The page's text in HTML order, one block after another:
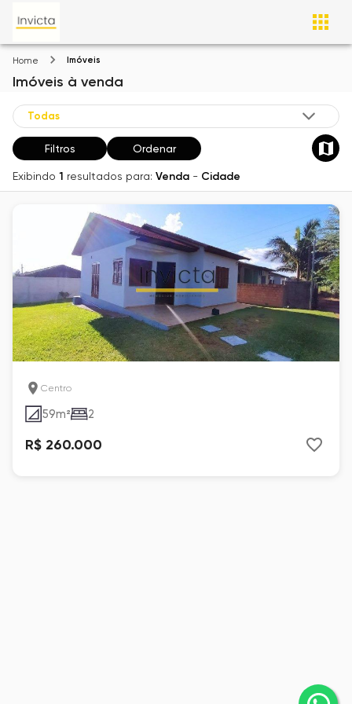
Home Imóveis
Imóveis à venda
Filtros Ordenar
Exibindo 1 resultados para: Venda - Cidade
Centro
59m² 2
R$ 260.000